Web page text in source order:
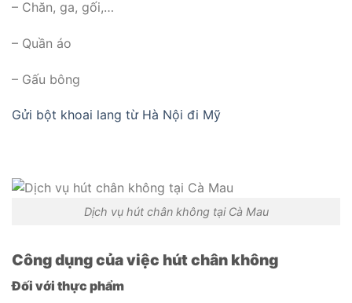
– Chăn, ga, gối,…
– Quần áo
– Gấu bông
Gửi bột khoai lang từ Hà Nội đi Mỹ
Dịch vụ hút chân không tại Cà Mau
Công dụng của việc hút chân không
Đối với thực phẩm